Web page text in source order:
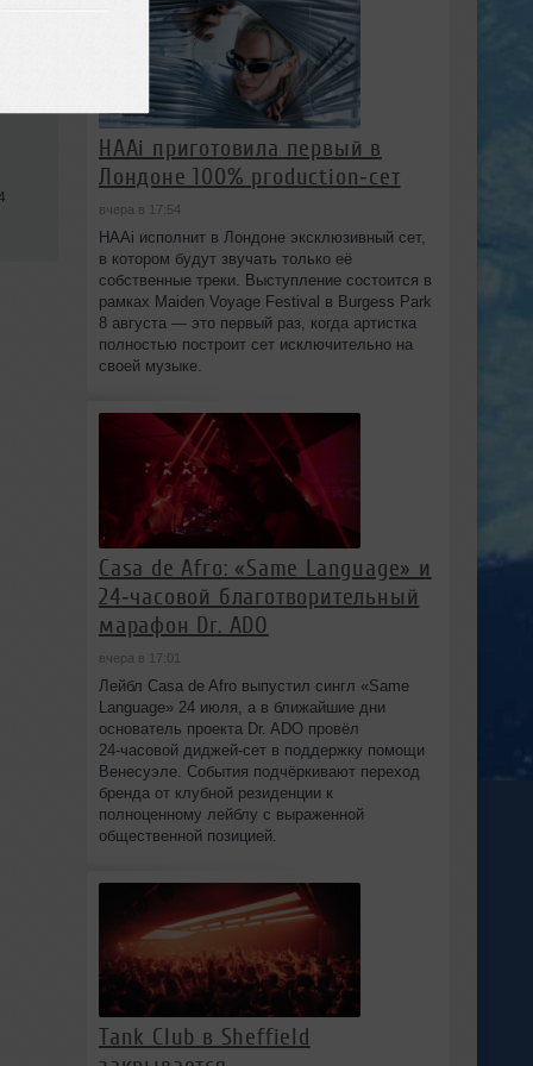
HAAi приготовила первый в
Лондоне 100% production‑сет
вчера в 17:54
HAAi исполнит в Лондоне эксклюзивный сет,
в котором будут звучать только её
собственные треки. Выступление состоится в
рамках Maiden Voyage Festival в Burgess Park
8 августа — это первый раз, когда артистка
полностью построит сет исключительно на
своей музыке.
Casa de Afro: «Same Language» и
24‑часовой благотворительный
марафон Dr. ADO
вчера в 17:01
Лейбл Casa de Afro выпустил сингл «Same
Language» 24 июля, а в ближайшие дни
основатель проекта Dr. ADO провёл
24‑часовой диджей‑сет в поддержку помощи
Венесуэле. События подчёркивают переход
бренда от клубной резиденции к
полноценному лейблу с выраженной
общественной позицией.
Tank Club в Sheffield